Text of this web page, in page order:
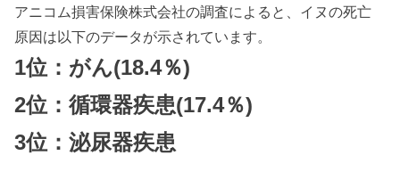
アニコム損害保険株式会社の調査によると、イヌの死亡
原因は以下のデータが示されています。
1位：がん(18.4％)
2位：循環器疾患(17.4％)
3位：泌尿器疾患